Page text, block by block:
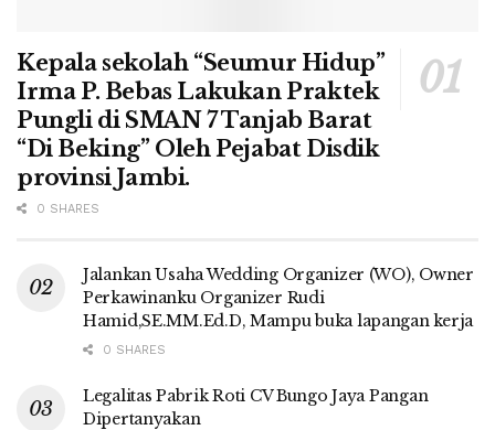
Kepala sekolah “Seumur Hidup”
Irma P. Bebas Lakukan Praktek
Pungli di SMAN 7 Tanjab Barat
“Di Beking” Oleh Pejabat Disdik
provinsi Jambi.
0 SHARES
Jalankan Usaha Wedding Organizer (WO), Owner
Perkawinanku Organizer Rudi
Hamid,SE.MM.Ed.D, Mampu buka lapangan kerja
0 SHARES
Legalitas Pabrik Roti CV Bungo Jaya Pangan
Dipertanyakan